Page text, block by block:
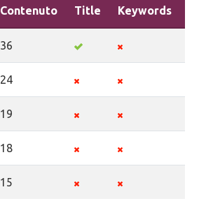
Contenuto Title Keywords
36
24
19
18
15